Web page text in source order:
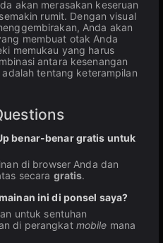
akan merasakan keseruan
rumit. Dengan visual
Anda akan
membuat otak Anda
memukau yang harus
antara kesenangan
tentang keterampilan
benar-benar gratis untuk
di browser Anda dan
secara gratis.
ini di ponsel saya?
untuk sentuhan
di perangkat mobile mana